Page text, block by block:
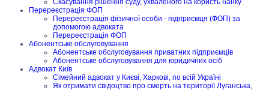
Скасування рішення суду, ухваленого на користь банку
Перереєстрація ФОП
Перереєстрація фізичної особи - підприємця (ФОП) за
допомогою адвоката
Перереєстрація ФОП
Абонентське обслуговування
Абонентське обслуговування приватних підприємців
Абонентське обслуговування для юридичних осіб
Адвокат Київ
Сімейний адвокат у Києві, Харкові, по всій Україні
Як отримати свідоцтво про смерть на території Луганська,